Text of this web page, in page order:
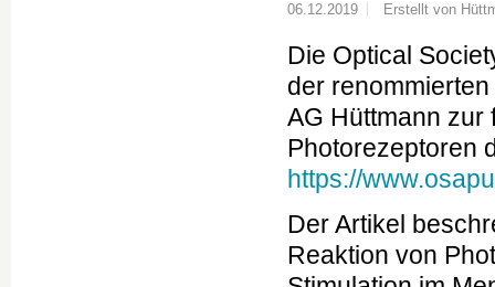
06.12.2019 Erstellt von
Die Optical
der
AG Hüttmann zur
Photorezeptoren
https://
Der Artikel
Reaktion von